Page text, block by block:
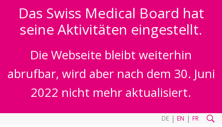
Das Swiss Medical Board hat
seine Aktivitäten eingestellt.
Die Webseite bleibt weiterhin
abrufbar, wird aber nach dem 30. Juni
2022 nicht mehr aktualisiert.
DE | EN | FR